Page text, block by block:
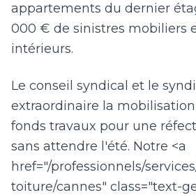
appartements du dernier
000 € de sinistres mobiliers
intérieurs.
Le conseil syndical et le
extraordinaire la
fonds travaux pour une
sans attendre l'été. Notre <a
href="/professionnels/
toiture/cannes" class="text-